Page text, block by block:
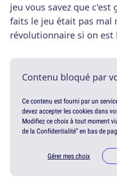
jeu vous savez que c'est
faits le jeu était pas mal
révolutionnaire si on est
Contenu bloqué par
Ce contenu est fourni par un
devez accepter les cookies dans
Modifiez ce choix à tout moment
de la Confidentialité" en bas de
Gérer mes choix